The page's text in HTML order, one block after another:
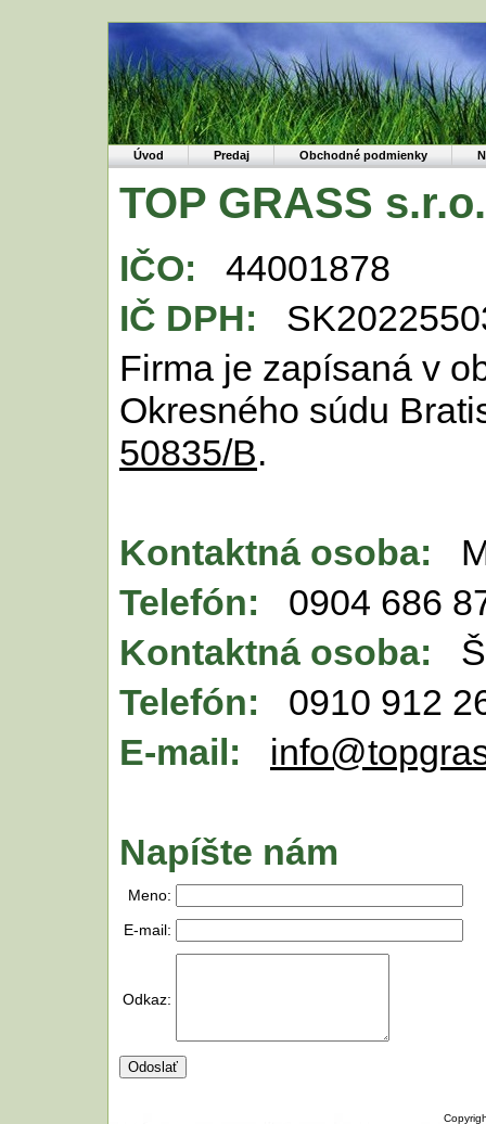
Úvod Predaj Obchodné podmienky
TOP GRASS s.r.o.
IČO: 44001878
IČ DPH:
Firma je zapísaná v
Okresného súdu
50835/B.
Kontaktná osoba:
Telefón:
0904 686
Kontaktná osoba:
Telefón: 0910 912
E-mail:
Napíšte nám
Meno:
E-mail:
Odkaz: